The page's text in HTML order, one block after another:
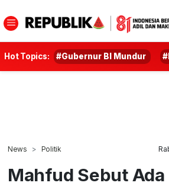
Hot Topics: #Gubernur BI Mundur
News Politik
Mahfud Sebut Ada